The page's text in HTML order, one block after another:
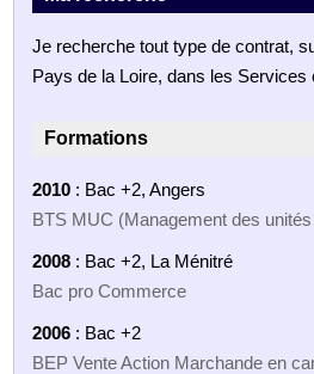
Je recherche tout type de contrat,
Pays de la Loire, dans les Services
Formations
2010 : Bac +2, Angers
BTS MUC (Management des
2008 : Bac +2, La Ménitré
Bac pro Commerce
2006 : Bac +2
BEP Vente Action Marchande en